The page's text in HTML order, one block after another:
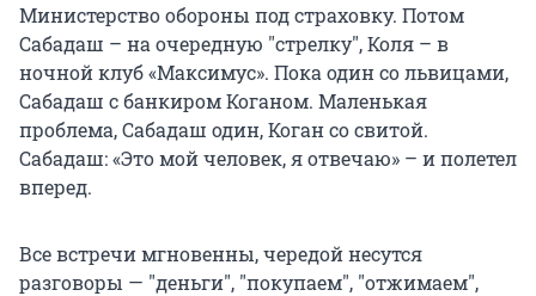
Министерство обороны под страховку. Потом
Сабадаш – на очередную "стрелку", Коля – в
ночной клуб «Максимус». Пока один со львицами,
Сабадаш с банкиром Коганом. Маленькая
проблема, Сабадаш один, Коган со свитой.
Сабадаш: «Это мой человек, я отвечаю» – и полетел
вперед.
Все встречи мгновенны, чередой несутся
разговоры — "деньги", "покупаем", "отжимаем",